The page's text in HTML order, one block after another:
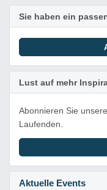
Aktuelle Events
Sie haben ein
Lust auf mehr
Abonnieren Sie
Laufenden.